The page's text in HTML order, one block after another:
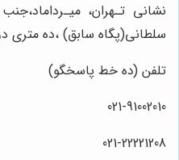
نشانی تـهران،
سلطانی(پگاه سابق) ،ده متری
تلفن (ده خط پاسخگو)
021-91002010
021-22221208